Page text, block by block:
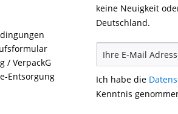
/ VerpackG
Entsorgung
keine Neuigkeit
Deutschland.
Ich habe die
Kenntnis